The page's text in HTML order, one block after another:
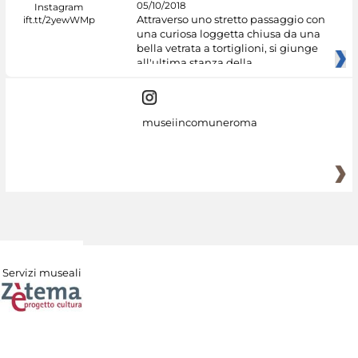
05/10/2018
Attraverso uno stretto passaggio con
una curiosa loggetta chiusa da una
bella vetrata a tortiglioni, si giunge
all'ultima stanza della
museiincomuneroma
Servizi museali